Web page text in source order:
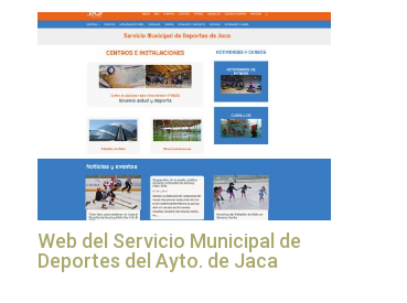
Web del Servicio Municipal de
Deportes del Ayto. de Jaca